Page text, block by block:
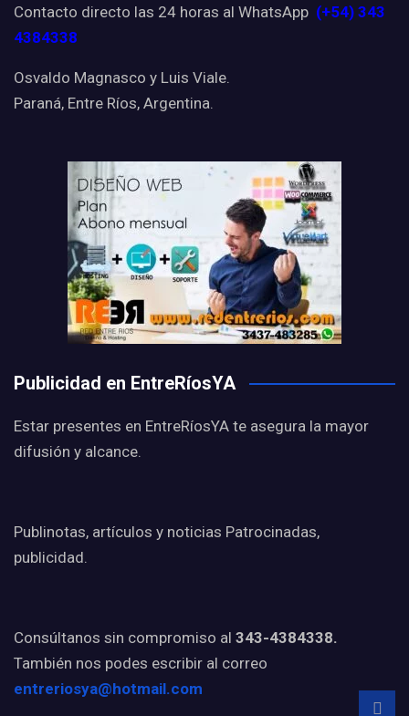
Contacto directo las 24 horas al WhatsApp (+54) 343
4384338
Osvaldo Magnasco y Luis Viale.
Paraná, Entre Ríos, Argentina.
Publicidad en EntreRíosYA
Estar presentes en EntreRíosYA te asegura la mayor
difusión y alcance.
Publinotas, artículos y noticias Patrocinadas,
publicidad.
Consúltanos sin compromiso al 343-4384338.
También nos podes escribir al correo
entreriosya@hotmail.com